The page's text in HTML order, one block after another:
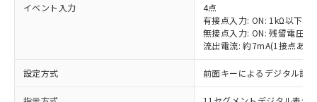
イベント入力
4点
有接点入力: ON: 1kΩ以下、
無接点入力: ON: 残留電圧
流出電流: 約7mA(1接点あた
設定方式 前面キーによるデジタル設定